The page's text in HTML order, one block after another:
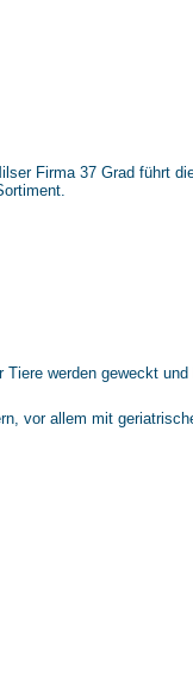
Firma 37 Grad führt
werden geweckt und
vor allem mit